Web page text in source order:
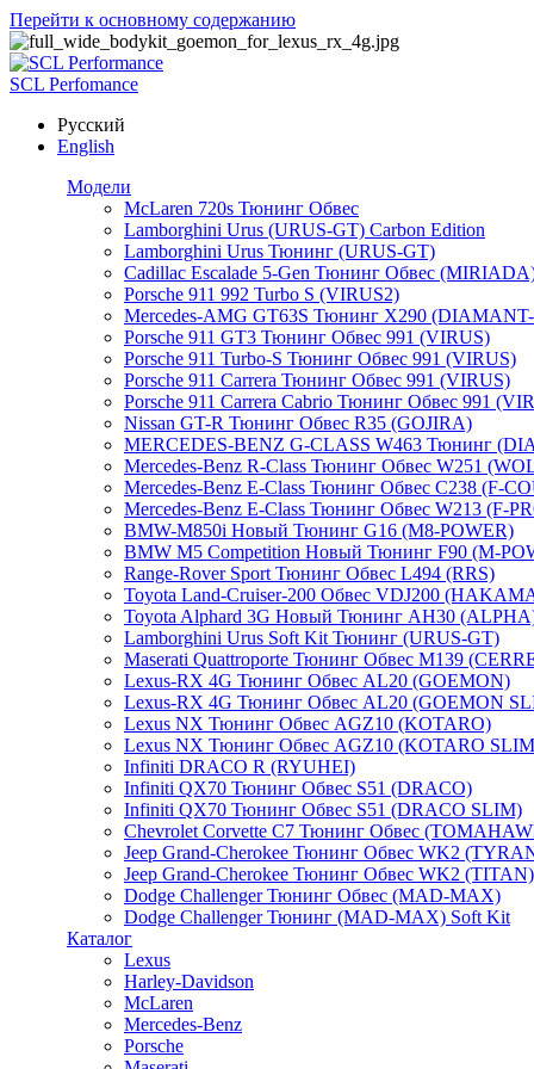
Перейти к основному содержанию
SCL Perfomance
Русский
English
Модели
McLaren 720s Тюнинг Обвес
Lamborghini Urus (URUS-GT) Carbon Edition
Lamborghini Urus Тюнинг (URUS-GT)
Cadillac Escalade 5-Gen Тюнинг Обвес
Porsche 911 992 Turbo S (VIRUS2)
Mercedes-AMG GT63S Тюнинг X290
Porsche 911 GT3 Тюнинг Обвес 991 (VIRUS)
Porsche 911 Turbo-S Тюнинг Обвес 991 (VIRUS)
Porsche 911 Carrera Тюнинг Обвес 991 (VIRUS)
Porsche 911 Carrera Cabrio Тюнинг Обвес 991
Nissan GT-R Тюнинг Обвес R35 (GOJIRA)
MERCEDES-BENZ G-CLASS W463 Тюнинг
Mercedes-Benz R-Class Тюнинг Обвес W251
Mercedes-Benz E-Class Тюнинг Обвес С238 (F-
Mercedes-Benz E-Class Тюнинг Обвес W213 (F-
BMW-M850i Новый Тюнинг G16 (M8-POWER)
BMW M5 Competition Новый Тюнинг F90 (M-
Range-Rover Sport Тюнинг Обвес L494 (RRS)
Toyota Land-Cruiser-200 Обвес VDJ200
Toyota Alphard 3G Новый Тюнинг AH30
Lamborghini Urus Soft Kit Тюнинг (URUS-GT)
Maserati Quattroporte Тюнинг Обвес M139
Lexus-RX 4G Тюнинг Обвес AL20 (GOEMON)
Lexus-RX 4G Тюнинг Обвес AL20 (GOEMON
Lexus NX Тюнинг Обвес AGZ10 (KOTARO)
Lexus NX Тюнинг Обвес AGZ10 (KOTARO
Infiniti DRACO R (RYUHEI)
Infiniti QX70 Тюнинг Обвес S51 (DRACO)
Infiniti QX70 Тюнинг Обвес S51 (DRACO SLIM)
Chevrolet Corvette C7 Тюнинг Обвес
Jeep Grand-Cherokee Тюнинг Обвес WK2
Jeep Grand-Cherokee Тюнинг Обвес WK2 (TITAN)
Dodge Challenger Тюнинг Обвес (MAD-MAX)
Dodge Challenger Тюнинг (MAD-MAX) Soft Kit
Каталог
Lexus
Harley-Davidson
McLaren
Mercedes-Benz
Porsche